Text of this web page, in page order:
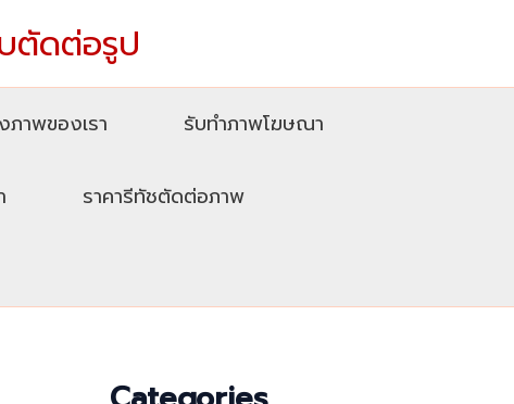
ตัดต่อรูป
าพของเรา รับทําภาพโฆษณา
ราคารีทัชตัดต่อภาพ